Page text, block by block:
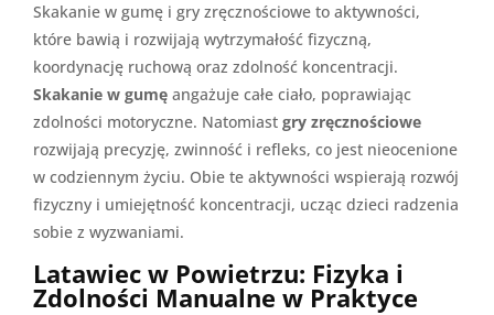
Skakanie w gumę i gry zręcznościowe to aktywności,
które bawią i rozwijają wytrzymałość fizyczną,
koordynację ruchową oraz zdolność koncentracji.
Skakanie w gumę angażuje całe ciało, poprawiając
zdolności motoryczne. Natomiast gry zręcznościowe
rozwijają precyzję, zwinność i refleks, co jest nieocenione
w codziennym życiu. Obie te aktywności wspierają rozwój
fizyczny i umiejętność koncentracji, ucząc dzieci radzenia
sobie z wyzwaniami.
Latawiec w Powietrzu: Fizyka i
Zdolności Manualne w Praktyce